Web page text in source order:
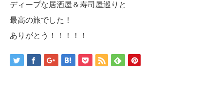
ディープな居酒屋＆寿司屋巡りと
最高の旅でした！
ありがとう！！！！！